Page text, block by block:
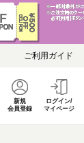
ご利用ガイド
新規
会員登録
ログイン/
マイページ